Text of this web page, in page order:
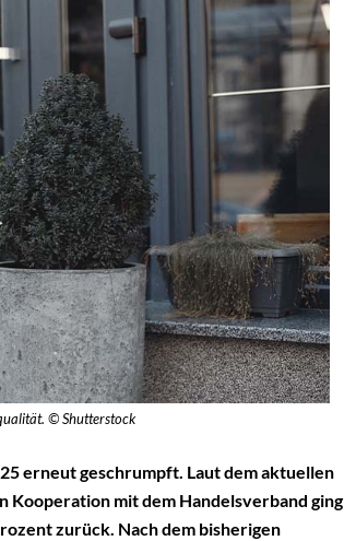
© Shutterstock
erneut geschrumpft. Laut dem aktuellen
Kooperation mit dem Handelsverband ging
zurück. Nach dem bisherigen